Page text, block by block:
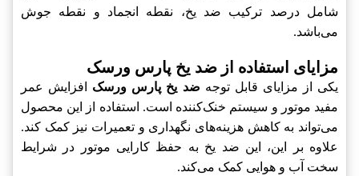
شامل درصد ترکیب ضد یخ، نقطه انجماد و نقطه جوش
می‌باشد.
مزایای استفاده از ضد یخ پارس ورسک
یکی از مزایای قابل توجه ضد یخ پارس ورسک افزایش عمر
مفید موتور و سیستم خنک‌کننده است. استفاده از این محصول
می‌تواند به کاهش هزینه‌های نگهداری و تعمیرات نیز کمک کند.
علاوه بر این، این ضد یخ به حفظ کارایی موتور در شرایط
سخت آب و هوایی کمک می‌کند.